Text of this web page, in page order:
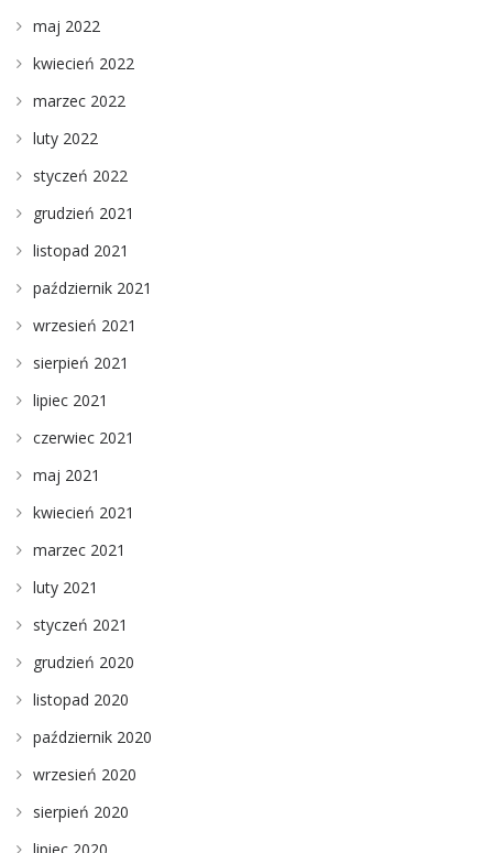
maj 2022
kwiecień 2022
marzec 2022
luty 2022
styczeń 2022
grudzień 2021
listopad 2021
październik 2021
wrzesień 2021
sierpień 2021
lipiec 2021
czerwiec 2021
maj 2021
kwiecień 2021
marzec 2021
luty 2021
styczeń 2021
grudzień 2020
listopad 2020
październik 2020
wrzesień 2020
sierpień 2020